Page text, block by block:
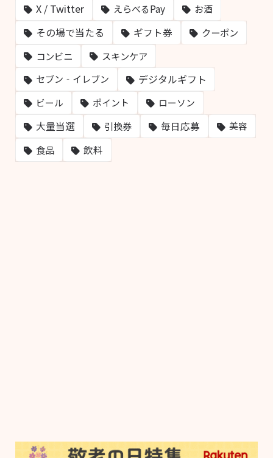
X / Twitter えらべるPay お酒
その場で当たる ギフト券
クーポン
コンビニ
スキンケア
セブン‐イレブン デジタルギフト
ビール ポイント ローソン
大量当選 引換券 毎日応募 美容
食品 飲料